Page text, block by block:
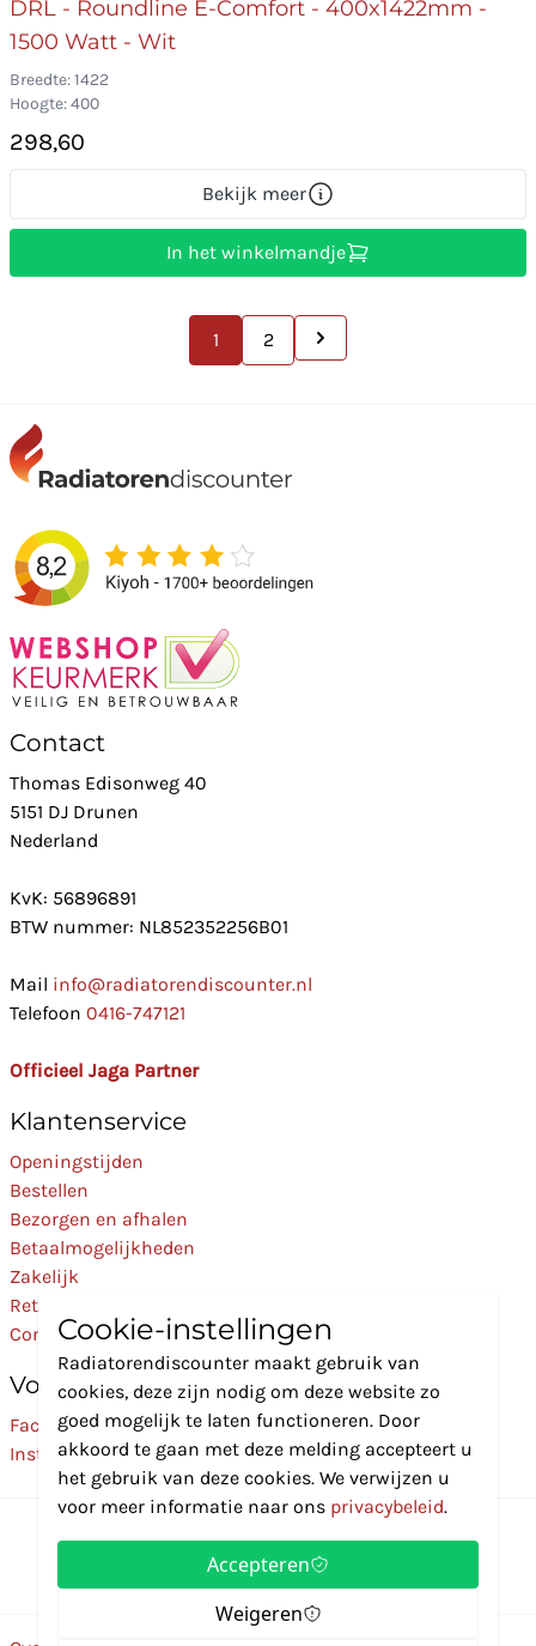
DRL - Roundline E-Comfort - 400x1422mm -
1500 Watt - Wit
Breedte: 1422
Hoogte: 400
298,60
Bekijk meer
In het winkelmandje
1 2
Contact
Thomas Edisonweg 40
5151 DJ Drunen
Nederland
KvK: 56896891
BTW nummer: NL852352256B01
Mail info@radiatorendiscounter.nl
Telefoon 0416-747121
Officieel Jaga Partner
Klantenservice
Openingstijden
Bestellen
Bezorgen en afhalen
Betaalmogelijkheden
Zakelijk
Retourneren
Contact
Volg Ons
Facebook
Instagram
Cookie-instellingen
Radiatorendiscounter maakt gebruik van
cookies, deze zijn nodig om deze website zo
goed mogelijk te laten functioneren. Door
akkoord te gaan met deze melding accepteert u
het gebruik van deze cookies. We verwijzen u
voor meer informatie naar ons privacybeleid.
Accepteren
Weigeren